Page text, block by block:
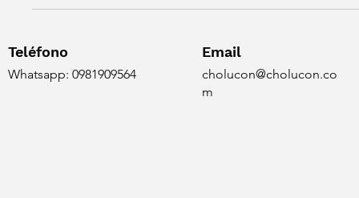
Teléfono
Whatsapp: 0981909564
Email
cholucon@cholucon.co
m